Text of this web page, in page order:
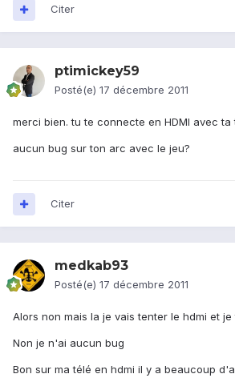
Citer
ptimickey59
Posté(e) 17 décembre 2011
merci bien. tu te connecte en HDMI avec ta
aucun bug sur ton arc avec le jeu?
Citer
medkab93
Posté(e) 17 décembre 2011
Alors non mais la je vais tenter le hdmi et
Non je n'ai aucun bug
Bon sur ma télé en hdmi il y a beaucoup